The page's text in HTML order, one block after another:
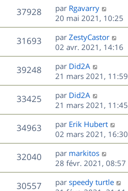
g
e
s
s
a
g
e
s
r
m
e
s
s
a
g
e
e
s
n
i
e
r
m
e
s
s
a
g
e
37928V
u
e
s
D
e
r
n
i
e
r
m
e
s
s
a
g
e
par Rgavarry
20 mai 2021, 10:25
31693V
u
e
D
e
r
n
i
e
r
m
e
s
s
a
g
e
par ZestyCastor
02 avr. 2021, 14:16
39248V
u
s
D
e
r
n
i
e
r
m
e
s
s
a
g
par Did2A
21 mars 2021, 11:59
33425V
u
e
s
D
e
r
n
i
e
r
m
e
s
par Did2A
21 mars 2021, 11:45
34963V
u
s
D
e
r
n
i
e
r
par Erik Hubert
02 mars 2021, 16:30
32040V
u
D
e
r
n
par markitos
28 févr. 2021, 08:57
30557V
D
par speedy turtle